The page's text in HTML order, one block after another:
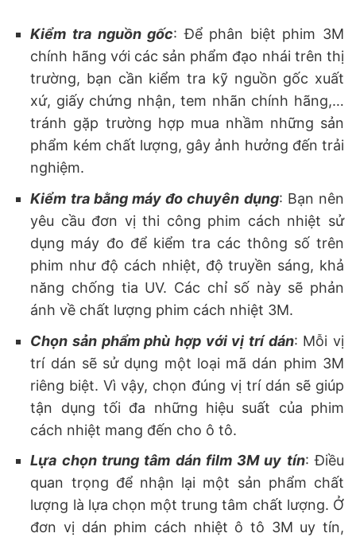
Kiểm tra nguồn gốc: Để phân biệt phim 3M
chính hãng với các sản phẩm đạo nhái trên thị
trường, bạn cần kiểm tra kỹ nguồn gốc xuất
xứ, giấy chứng nhận, tem nhãn chính hãng,…
tránh gặp trường hợp mua nhầm những sản
phẩm kém chất lượng, gây ảnh hưởng đến trải
nghiệm.
Kiểm tra bằng máy đo chuyên dụng: Bạn nên
yêu cầu đơn vị thi công phim cách nhiệt sử
dụng máy đo để kiểm tra các thông số trên
phim như độ cách nhiệt, độ truyền sáng, khả
năng chống tia UV. Các chỉ số này sẽ phản
ánh về chất lượng phim cách nhiệt 3M.
Chọn sản phẩm phù hợp với vị trí dán: Mỗi vị
trí dán sẽ sử dụng một loại mã dán phim 3M
riêng biệt. Vì vậy, chọn đúng vị trí dán sẽ giúp
tận dụng tối đa những hiệu suất của phim
cách nhiệt mang đến cho ô tô.
Lựa chọn trung tâm dán film 3M uy tín: Điều
quan trọng để nhận lại một sản phẩm chất
lượng là lựa chọn một trung tâm chất lượng. Ở
đơn vị dán phim cách nhiệt ô tô 3M uy tín,